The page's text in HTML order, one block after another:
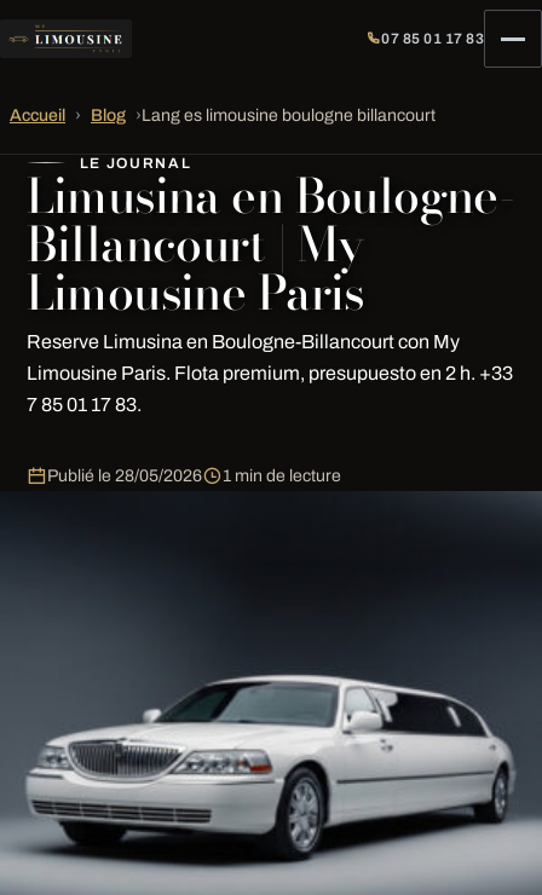
07 85 01 17 83
Accueil › Blog ›Lang es limousine boulogne billancourt
LE JOURNAL
Limusina en Boulogne-
Billancourt | My
Limousine Paris
Reserve Limusina en Boulogne-Billancourt con My
Limousine Paris. Flota premium, presupuesto en 2 h. +33
7 85 01 17 83.
Publié le 28/05/2026 1 min de lecture